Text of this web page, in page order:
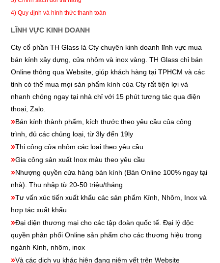
4) Quy định và hình thức thanh toán
LĨNH VỰC KINH DOANH
Cty cổ phần TH Glass là Cty chuyên kinh doanh lĩnh vực mua
bán kính xây dựng, cửa nhôm và inox vàng. TH Glass chỉ bán
Online thông qua Website, giúp khách hàng tại TPHCM và các
tỉnh có thể mua mọi sản phẩm kính của Cty rất tiện lợi và
nhanh chóng ngay tại nhà chỉ với 15 phút tương tác qua điện
thoại, Zalo.
»Bán kính thành phẩm, kích thước theo yêu cầu của công
trình, đủ các chủng loại, từ 3ly đến 19ly
»Thi công cửa nhôm các loại theo yêu cầu
»Gia công sản xuất Inox màu theo yêu cầu
»Nhượng quyền cửa hàng bán kính (Bán Online 100% ngay tại
nhà). Thu nhập từ 20-50 triệu/tháng
»Tư vấn xúc tiến xuất khẩu các sản phẩm Kính, Nhôm, Inox và
hợp tác xuất khẩu
»Đại diện thương mại cho các tập đoàn quốc tế. Đại lý độc
quyền phân phối Online sản phẩm cho các thương hiệu trong
ngành Kính, nhôm, inox
»Và các dịch vụ khác hiện đang niêm yết trên Website